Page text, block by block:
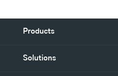
Products
Solutions